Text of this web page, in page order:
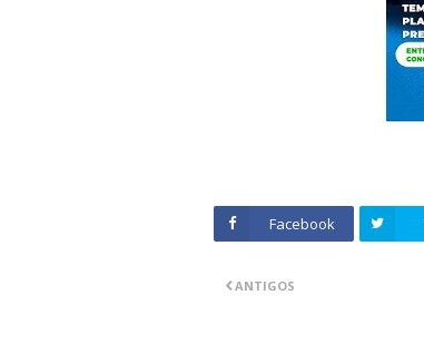
Facebook
ANTIGOS